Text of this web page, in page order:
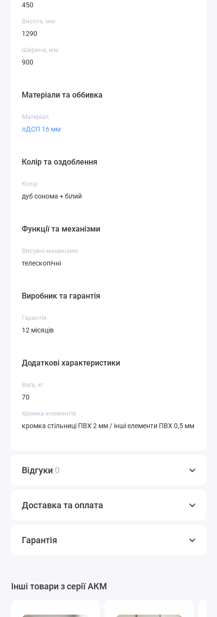
450
Висота, мм
1290
Ширина, мм
900
Матеріали та оббивка
Матеріал
лДСП 16 мм
Колір та оздоблення
Колір
дуб сонома + білий
Функції та механізми
Висувні механізми
телескопічні
Виробник та гарантія
Гарантія
12 місяців
Додаткові характеристики
Вага, кг
70
Кромка елементів
кромка стільниці ПВХ 2 мм / інші елементи ПВХ 0,5 мм
Відгуки 0
Доставка та оплата
Гарантія
Інші товари з серії АКМ